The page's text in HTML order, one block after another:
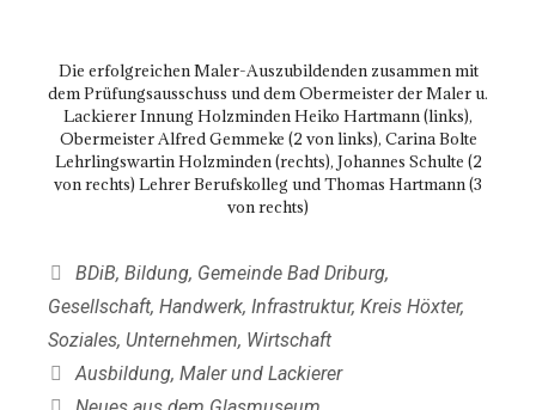
Die erfolgreichen Maler-Auszubildenden zusammen mit
dem Prüfungsausschuss und dem Obermeister der Maler u.
Lackierer Innung Holzminden Heiko Hartmann (links),
Obermeister Alfred Gemmeke (2 von links), Carina Bolte
Lehrlingswartin Holzminden (rechts), Johannes Schulte (2
von rechts) Lehrer Berufskolleg und Thomas Hartmann (3
von rechts)
Kategorien
BDiB, Bildung, Gemeinde Bad Driburg,
Gesellschaft, Handwerk, Infrastruktur, Kreis Höxter,
Soziales, Unternehmen, Wirtschaft
Schlagwörter
Ausbildung, Maler und Lackierer